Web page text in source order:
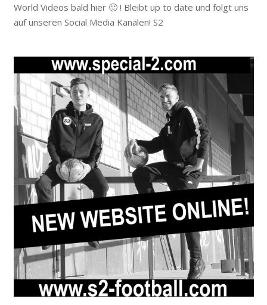
World Videos bald hier 🙂 ! Bleibt up to date und folgt uns
auf unseren Social Media Kanälen! S2